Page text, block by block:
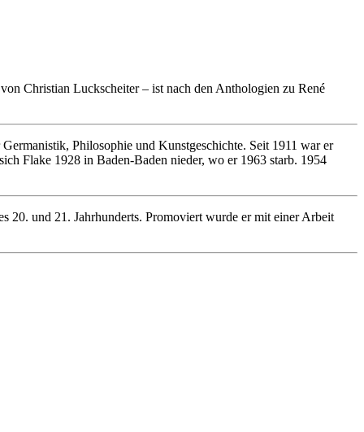
Christian Luckscheiter – ist nach den Anthologien zu René
Philosophie und Kunstgeschichte. Seit 1911 war er
Flake 1928 in Baden-Baden nieder, wo er 1963 starb. 1954
20. und 21. Jahrhunderts. Promoviert wurde er mit einer Arbeit